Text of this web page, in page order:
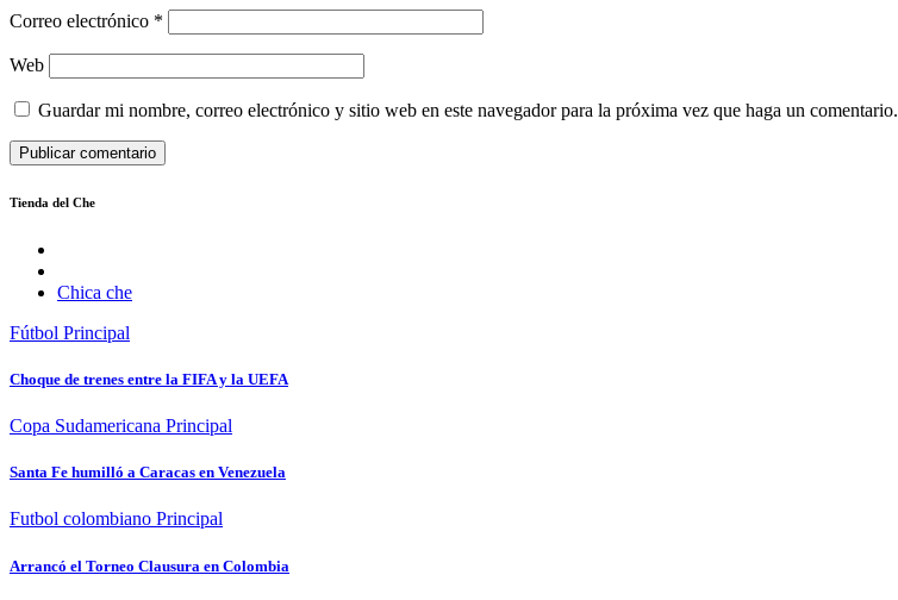
Correo electrónico *
Web
Guardar mi nombre, correo electrónico y sitio web en este navegador para la próxima vez que haga un comentario.
Tienda del Che
Chica che
Fútbol Principal
Choque de trenes entre la FIFA y la UEFA
Copa Sudamericana Principal
Santa Fe humilló a Caracas en Venezuela
Futbol colombiano Principal
Arrancó el Torneo Clausura en Colombia